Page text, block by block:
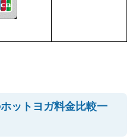
ットヨガ料金比較一